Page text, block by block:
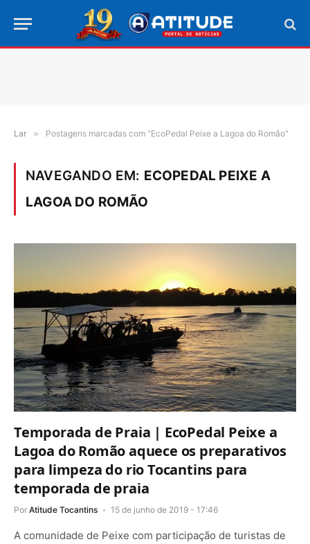
Lar » Postagens marcadas com "EcoPedal Peixe a Lagoa do Romão"
NAVEGANDO EM: ECOPEDAL PEIXE A
LAGOA DO ROMÃO
Temporada de Praia | EcoPedal Peixe a
Lagoa do Romão aquece os preparativos
para limpeza do rio Tocantins para
temporada de praia
Por Atitude Tocantins 15 de junho de 2019 - 17:46
A comunidade de Peixe com participação de turistas de